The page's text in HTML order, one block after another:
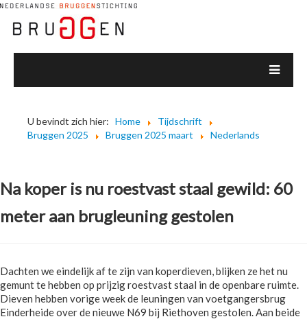
U bevindt zich hier: Home
Tijdschrift
Bruggen 2025
Bruggen 2025 maart Nederlands
Na koper is nu roestvast staal gewild: 60
meter aan brugleuning gestolen
Dachten we eindelijk af te zijn van koperdieven, blijken ze het nu
gemunt te hebben op prijzig roestvast staal in de openbare ruimte.
Dieven hebben vorige week de leuningen van voetgangersbrug
Einderheide over de nieuwe N69 bij Riethoven gestolen. Aan beide